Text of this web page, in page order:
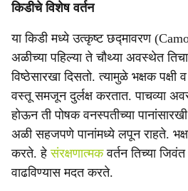
किडीचे विशेष वर्तन
या किडी मध्ये उत्कृष्ट छद्मावरण
अळीच्या पहिल्या ते चौथ्या अवस्थेत
विष्ठेसारखा दिसतो. त्यामुळे भक्षक पक्षी
वस्तू समजून दुर्लक्ष करतात. पाचव्या
होऊन ती पोषक वनस्पतीच्या
अळी सहजपणे पानांमध्ये लपून राहते.
करते. हेसंरक्षणात्मकवर्तन तिच्या
वाढविण्यास मदत करते.